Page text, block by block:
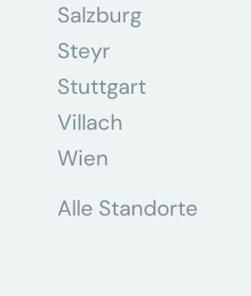
Salzburg
Steyr
Stuttgart
Villach
Wien
Alle Standorte